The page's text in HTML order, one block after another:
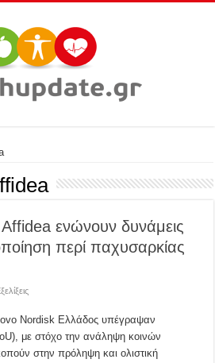
ενώνουν δυνάμεις
περί παχυσαρκίας
Nordisk Ελλάδος υπέγραψαν
με στόχο την ανάληψη κοινών
στην πρόληψη και ολιστική